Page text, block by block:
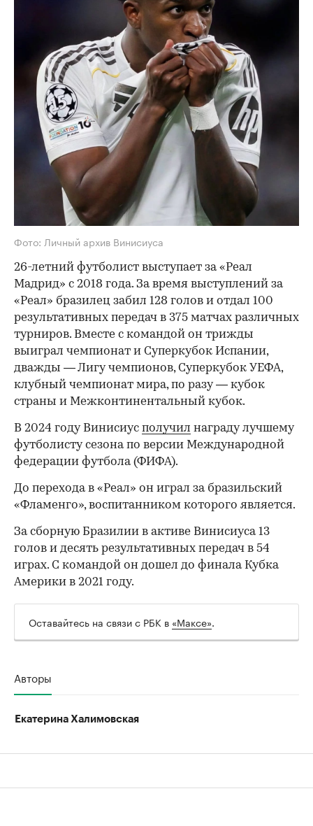
Фото: Личный архив Винисиуса
26-летний футболист выступает за «Реал
Мадрид» с 2018 года. За время выступлений за
«Реал» бразилец забил 128 голов и отдал 100
результативных передач в 375 матчах различных
турниров. Вместе с командой он трижды
выиграл чемпионат и Суперкубок Испании,
дважды — Лигу чемпионов, Суперкубок УЕФА,
клубный чемпионат мира, по разу — кубок
страны и Межконтинентальный кубок.
В 2024 году Винисиус получил награду лучшему
футболисту сезона по версии Международной
федерации футбола (ФИФА).
До перехода в «Реал» он играл за бразильский
«Фламенго», воспитанником которого является.
За сборную Бразилии в активе Винисиуса 13
голов и десять результативных передач в 54
играх. С командой он дошел до финала Кубка
Америки в 2021 году.
Оставайтесь на связи с РБК в «Максе».
Авторы
Екатерина Халимовская